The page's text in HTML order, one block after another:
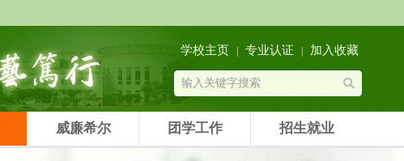
学校主页 专业认证 加入收藏
威廉希尔 团学工作 招生就业